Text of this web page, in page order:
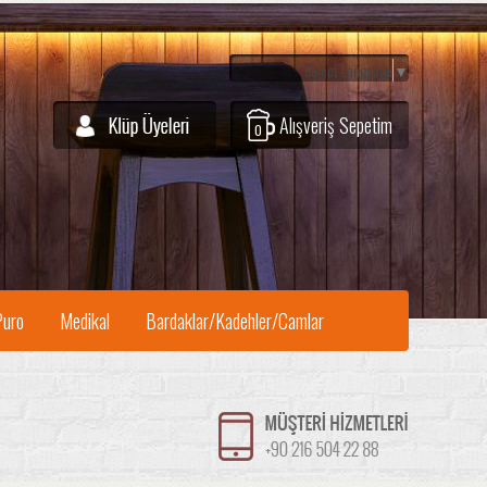
Alışveriş Sepetim
0
Select Language ▼
Medikal Bardaklar/Kadehler/Camlar